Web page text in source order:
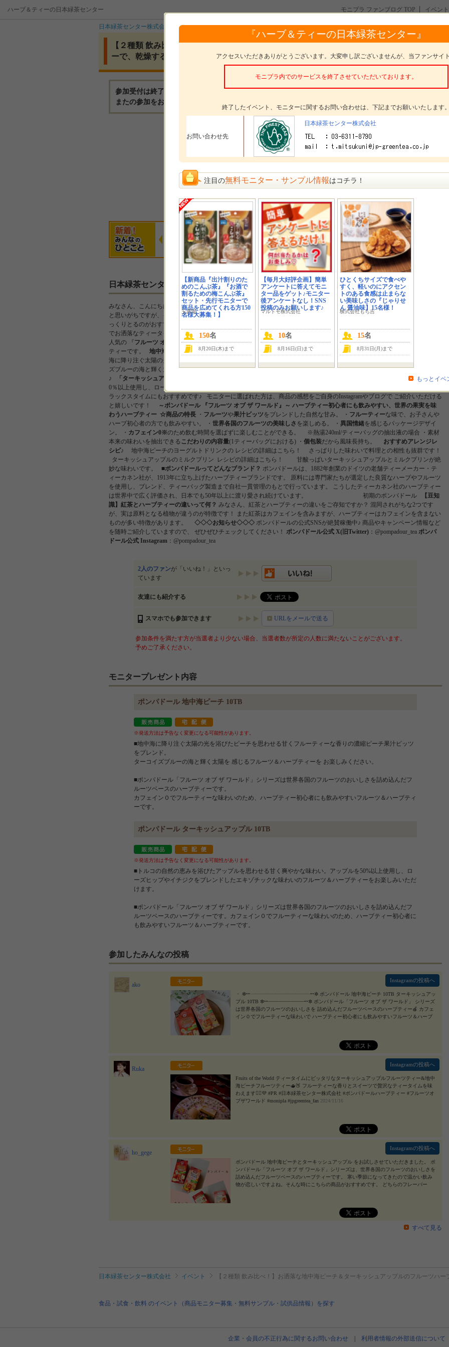
ハーブ＆ティーの日本緑茶センター モニプラ ファンブログ TOP イベン
日本緑茶センター株式会社 イベント 【２種類 飲み比べ！】お洒落な地中海ピーチ＆ターキッシュアップルのフルーツハ
『ハーブ＆ティーの日本緑茶センター』
アクセスいただきありがとうございます。大変申し訳ございませんが、当ファンサイ
モニプラ内でのサービスを終了させていただいております。
終了したイベント、モニターに関するお問い合わせは、下記までお願いいたします。
お問い合わせ先
日本緑茶センター株式会社
注目の無料モニター・サンプル情報 はコチラ！
【新商品『出汁割りのた
めのこんぶ茶』『お酒で
割るための梅こんぶ茶』
セット・先行モニターで
商品を広めてくれる方150
名様大募集！】
玉露園
150名
8月20日(木)まで
【毎月大好評企画】簡単
アンケートに答えてモニ
ター品をゲット♪モニター
後アンケートなし！SNS
投稿のみお願いします♪
マルトモ株式会社
10名
8月16日(日)まで
ひとくちサイズで食べや
すく、軽いのにアクセン
トのある食感は止まらな
い美味しさの『じゃりせ
ん 醤油味】15名様！
株式会社もち吉
15名
8月31日(月)まで
もっとイベ
【２種類 飲み比べ！】お洒落な地中海ピーチ＆ターキッシュアップルのフルーツハーブティ
ーで、乾燥する時期のセルフケア♬
参加受付は終了いたしました。
またの参加をお待ちしております。
モニタープレゼント
ポンパドール 地中海ピーチ 10TB
ポンパドール ターキッシュアップル 10TB
モニター数 30名
参加〆切 参加受付は終了いたしました
顔出しＯＫです！ あ
たったら精…
Ruka
ぜひ飲んでみたいと
思いました。ぜ…
ありころ
毎日の水分補給が楽
しみになるよう…
haruaya2…
宜しくお願い致しま
す
イベントへのひとことを書く
日本緑茶センター株式会社からのメッセージ
みなさん、こんにちは！ 猛暑も過ぎ去り、あっという間に涼しい風が心地よい季節になりましたね。
乾燥にはまだ早い、
と思いがちですが、 インナーケアは早めの対策が肝心！ 季節の変わり目は、身体を温めリラックスさせて、
っくりとるのがおすすめです。
でお洒落なティータイムを過ごしてみませんか？
今回はドイツの老舗ハーブティーブランド「ポンパドール
人気の 『フルーツ オブ ザ ワールド』。 ハーブティー初心者にも飲みやすい、 世界の果実のおいしさを詰め込んだハーブ
ティーです。 地中海ピーチ＆ターキッシュアップル の モニター30名様を募集いたします。「地中海ピーチ」
海に降り注ぐ太陽の光を浴びたピーチを思わせる甘くフルーティーな香りの濃縮ピーチ果汁ビッツをブレンド。 ターコイ
ズブルーの海と輝く太陽を感じるフルーツ＆ハーブティー。 瑞々しい味だけでなく、香りや見た目も楽しめるのが特徴です
♪
「 ターキッシュアップル
アップルを5
0％以上使用し、ローズヒップやイチジクをブレンドした
ラックスタイムにもおすすめです♪ モニターに選ばれた方は、商品の感想をご自身のInstagramやブログで ご紹介いただける
と嬉しいです！
～ポンパドール 『フルーツ オブ ザ ワールド』～ ハーブティー初心者にも飲みやすい、世界の果実を味
わうハーブティー ☆商品の特長 ・ フルーツや果汁ビッツをブレンドした自然な甘み。 ・ フルーティーな味で、お子さんや
ハーブ初心者の方でも飲みやすい。 ・ 世界各国のフルーツの美味しさ を楽しめる。 ・ 異国情緒を感じるパッケージデザイ
ン。 ・ カフェイン0※のため飲む時間を選ばずに楽しむことができる。 ※熱湯240ml/ティーバッグの抽出液の場合 ・素材
本来の味わいを抽出できるこだわりの内容量(1ティーバッグにおける) ・ 個包装だから風味長持ち。 おすすめアレンジレ
シピ♪
地中海ピーチのヨーグルトドリンクの レシピの詳細はこちら！ さっぱりした味わいで料理との相性も抜群です！
ターキッシュアップルのミルクプリン レシピの詳細はこちら！ 甘酸っぱいターキッシュアップルとミルクプリンが絶
妙な味わいです。 ■ポンパドールってどんなブランド？ ポンパドールは、1882年創業のドイツの⽼舗ティーメーカー・テ
ィーカネン社が、1913年に⽴ち上げたハーブティーブランドです。 原料には専門家たちが選定した良質なハーブやフルーツ
を使用し、ブレンド、ティーバッグ製造まで自社一貫管理のもとで行っています。 こうしたティーカネン社のハーブティー
は世界中で広く評価され、日本でも50年以上に渡り愛され続けています。 初期のポンパドール
【豆知
識】紅茶とハーブティーの違いって何？ みなさん、紅茶とハーブティーの違いをご存知ですか？ 混同されがちな2つです
が、実は原料となる植物が違うのが特徴です！ また紅茶はカフェインを含みますが、ハーブティーはカフェインを含まない
ものが多い特徴があります。 ◇◇◇お知らせ◇◇◇ ポンパドールの公式SNSが絶賛稼働中♪ 商品やキャンペーン情報など
を随時ご紹介していますので、 ぜひぜひチェックしてください！ ポンパドール公式 X(旧Twitter) ：@pompadour_tea ポンパ
ドール公式 Instagram ：@pompadour_tea
2人のファンが「いいね！」といっ
ています
友達にも紹介する
スマホでも参加できます URLをメールで送る
参加条件を満たす方が当選者より少ない場合、当選者数が所定の人数に満たないことがございます。
予めご了承ください。
モニタープレゼント内容
ポンパドール 地中海ピーチ 10TB
※発送方法は予告なく変更になる可能性があります。
■地中海に降り注ぐ太陽の光を浴びたピーチを思わせる甘くフルーティーな香りの濃縮ピーチ果汁ビッツ
をブレンド。
ターコイズブルーの海と輝く太陽を 感じるフルーツ＆ハーブティーを お楽しみください。
■ポンパドール「フルーツ オブ ザ ワールド」シリーズは世界各国のフルーツのおいしさを詰め込んだフ
ルーツベースのハーブティーです。
カフェイン０でフルーティーな味わいのため、ハーブティー初心者にも飲みやすいフルーツ＆ハーブティ
ーです。
ポンパドール ターキッシュアップル 10TB
※発送方法は予告なく変更になる可能性があります。
■トルコの自然の恵みを浴びたアップルを思わせる甘く爽やかな味わい。アップルを50%以上使用し、ロ
ーズヒップやイチジクをブレンドしたエキゾチックな味わいのフルーツ＆ハーブティーをお楽しみいただ
けます。
■ポンパドール「フルーツ オブ ザ ワールド」シリーズは世界各国のフルーツのおいしさを詰め込んだフ
ルーツベースのハーブティーです。カフェイン０でフルーティーな味わいのため、ハーブティー初心者に
も飲みやすいフルーツ＆ハーブティーです。
参加したみんなの投稿
ako
・ ✼••┈┈┈┈┈┈┈┈┈┈┈┈••✼ ポンパドール 地中海ピーチ 10TB ターキッシュアッ
プル 10TB ✼••┈┈┈┈┈┈┈┈┈┈┈┈••✼ ポンパドール「フルーツ オブ ザ ワールド」 シリーズ
は世界各国のフルーツのおいしさを 詰め込んだフルーツベースのハーブティー🍎 カフェ
イン０でフルーティーな味わいで ハーブティー初心者にも飲みやすいフルーツ＆ハーブ
め飲む時間を選ばずに楽しむことができるのもポイント高め✨ ※熱湯240ml/ティーバッ
グの抽出液の場合 個包装だから風味長持ちだし 一人分もつくりやすいです！ 娘は気に入
ルーティーさがたのしめる ハーブティー☺️ おすすめです！ ✼••┈┈┈┈┈┈┈┈┈┈┈
┈••✼ #PR #日本緑茶センター株式会社 #ポンパドールハーブティー #フルーツオブザワー
ルド #monipla #jpgreentea_fan 2024/11/16
Instagramの投稿へ
Ruka
Fruits of the World ティータイムにピッタリなターキッシュアップルフルーツティー&地中
海ピーチフルーツティー🫖🍑 フルーティーな香りとスイーツで贅沢なティータイムを味
わえます🙂‍↕️💜 #PR #日本緑茶センター株式会社 #ポンパドールハーブティー #フルーツオ
ブザワールド #monipla #jpgreentea_fan 2024/11/16
Instagramの投稿へ
ho_gege
ポンパドール 地中海ピーチとターキッシュアップル をお試しさせていただきました。 ポ
ンパドール「フルーツ オブ ザ ワールド」シリーズは、世界各国のフルーツのおいしさを
詰め込んだフルーツベースのハーブティーです。 寒い季節になってきたので温かい飲み
物が恋しいですよね。そんな時にこちらの商品がおすすめです。 どちらのフレーバー
ュアップルはピーチよりちょっと大人なかんじはしますが、甘みと紅茶っぽさのバランス
がいいなと思いました。 ノンカフェインとのことで、夜でも美味しくリラックスできる
Instagramの投稿へ
すべて見る
日本緑茶センター株式会社 イベント 【２種類 飲み比べ！】お洒落な地中海ピーチ＆ターキッシュアップルのフルーツハ
食品・試食・飲料 のイベント（商品モニター募集・無料サンプル・試供品情報）を探す
企業・会員の不正行為に関するお問い合わせ 利用者情報の外部送信について